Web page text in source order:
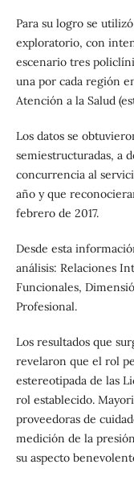
Para su logro se
exploratorio, con
escenario tres
una por cada región
Atención a la Salud
Los datos se
semiestructuradas, a
concurrencia al
año y que
febrero de 2017.
Desde esta
análisis: Relaciones
Funcionales,
Profesional.
Los resultados que
revelaron que el rol
estereotipada de las
rol establecido.
proveedoras de
medición de la
su aspecto